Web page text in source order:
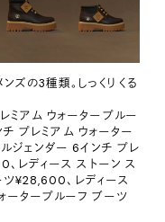
ズの3種類。しっくりくる
ミアム ウォータープルー
プレミアム ウォーター
ジェンダー 6インチ プレ
レディース ストーン ス
ツ¥28,600、レディース
ータープルーフ ブーツ